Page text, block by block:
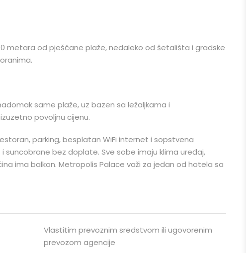
metara od pješčane plaže, nedaleko od šetališta i gradske
same plaže, uz bazen sa ležaljkama i
povoljnu cijenu.
parking, besplatan WiFi internet i sopstvena
suncobrane bez doplate. Sve sobe imaju klima uređaj,
ima balkon. Metropolis Palace važi za jedan od hotela sa
Vlastitim prevoznim sredstvom ili ugovorenim
prevozom agencije